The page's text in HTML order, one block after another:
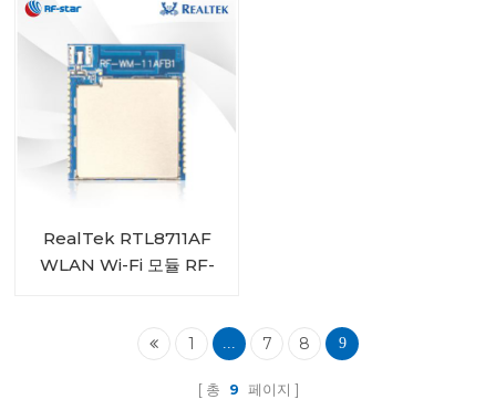
RealTek RTL8711AF
WLAN Wi-Fi 모듈 RF-
1 ... 7 8 9
총 9 페이지